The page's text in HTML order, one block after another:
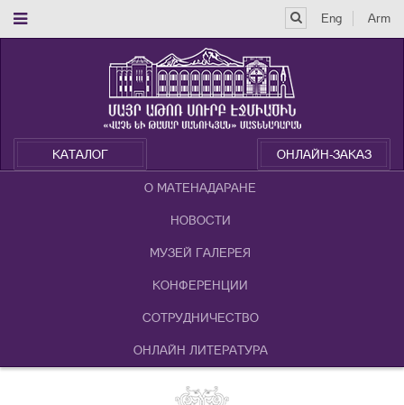
Eng Arm
КАТАЛОГ ОНЛАЙН-ЗАКАЗ
О МАТЕНАДАРАНЕ
НОВОСТИ
МУЗЕЙ ГАЛЕРЕЯ
КОНФЕРЕНЦИИ
СОТРУДНИЧЕСТВО
ОНЛАЙН ЛИТЕРАТУРА